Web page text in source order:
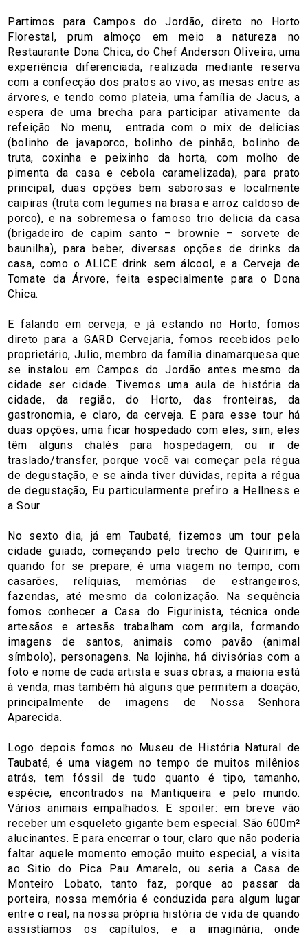
Partimos para Campos do Jordão, direto no Horto
Florestal, prum almoço em meio a natureza no
Restaurante Dona Chica, do Chef Anderson Oliveira, uma
experiência diferenciada, realizada mediante reserva
com a confecção dos pratos ao vivo, as mesas entre as
árvores, e tendo como plateia, uma família de Jacus, a
espera de uma brecha para participar ativamente da
refeição. No menu, entrada com o mix de delicias
(bolinho de javaporco, bolinho de pinhão, bolinho de
truta, coxinha e peixinho da horta, com molho de
pimenta da casa e cebola caramelizada), para prato
principal, duas opções bem saborosas e localmente
caipiras (truta com legumes na brasa e arroz caldoso de
porco), e na sobremesa o famoso trio delicia da casa
(brigadeiro de capim santo – brownie – sorvete de
baunilha), para beber, diversas opções de drinks da
casa, como o ALICE drink sem álcool, e a Cerveja de
Tomate da Árvore, feita especialmente para o Dona
Chica.
E falando em cerveja, e já estando no Horto, fomos
direto para a GARD Cervejaria, fomos recebidos pelo
proprietário, Julio, membro da família dinamarquesa que
se instalou em Campos do Jordão antes mesmo da
cidade ser cidade. Tivemos uma aula de história da
cidade, da região, do Horto, das fronteiras, da
gastronomia, e claro, da cerveja. E para esse tour há
duas opções, uma ficar hospedado com eles, sim, eles
têm alguns chalés para hospedagem, ou ir de
traslado/transfer, porque você vai começar pela régua
de degustação, e se ainda tiver dúvidas, repita a régua
de degustação, Eu particularmente prefiro a Hellness e
a Sour.
No sexto dia, já em Taubaté, fizemos um tour pela
cidade guiado, começando pelo trecho de Quiririm, e
quando for se prepare, é uma viagem no tempo, com
casarões, relíquias, memórias de estrangeiros,
fazendas, até mesmo da colonização. Na sequência
fomos conhecer a Casa do Figurinista, técnica onde
artesãos e artesãs trabalham com argila, formando
imagens de santos, animais como pavão (animal
símbolo), personagens. Na lojinha, há divisórias com a
foto e nome de cada artista e suas obras, a maioria está
à venda, mas também há alguns que permitem a doação,
principalmente de imagens de Nossa Senhora
Aparecida.
Logo depois fomos no Museu de História Natural de
Taubaté, é uma viagem no tempo de muitos milênios
atrás, tem fóssil de tudo quanto é tipo, tamanho,
espécie, encontrados na Mantiqueira e pelo mundo.
Vários animais empalhados. E spoiler: em breve vão
receber um esqueleto gigante bem especial. São 600m²
alucinantes. E para encerrar o tour, claro que não poderia
faltar aquele momento emoção muito especial, a visita
ao Sitio do Pica Pau Amarelo, ou seria a Casa de
Monteiro Lobato, tanto faz, porque ao passar da
porteira, nossa memória é conduzida para algum lugar
entre o real, na nossa própria história de vida de quando
assistíamos os capítulos, e a imaginária, onde